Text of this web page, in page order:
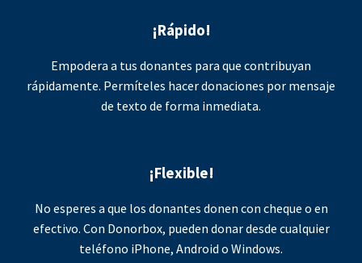
¡Rápido!
Empodera a tus donantes para que contribuyan
rápidamente. Permíteles hacer donaciones por mensaje
de texto de forma inmediata.
¡Flexible!
No esperes a que los donantes donen con cheque o en
efectivo. Con Donorbox, pueden donar desde cualquier
teléfono iPhone, Android o Windows.